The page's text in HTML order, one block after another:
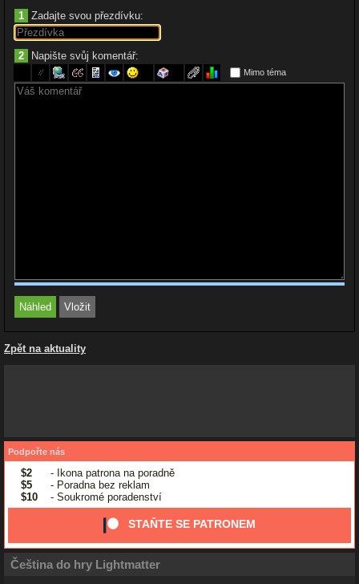
1 Zadajte svou přezdívku:
2 Napište svůj komentář:
Mimo téma
Zpět na aktuality
Podpořte nás
$2
- Ikona patrona na poradně
$5
- Poradna bez reklam
$10
- Soukromé poradenství
STAŇTE SE PATRONEM
Čeština do hry Lightmatter